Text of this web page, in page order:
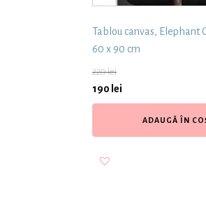
Tablou canvas, Elephant
60 x 90 cm
220lei
190 lei
ADAUGĂ ÎN